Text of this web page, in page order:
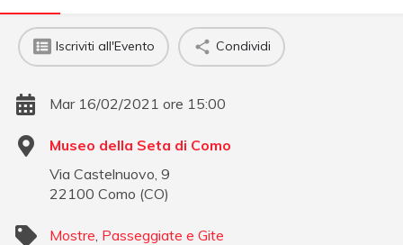
Iscriviti all'Evento Condividi
Mar 16/02/2021 ore 15:00
Museo della Seta di Como
Via Castelnuovo, 9
22100 Como (CO)
Mostre Passeggiate e Gite